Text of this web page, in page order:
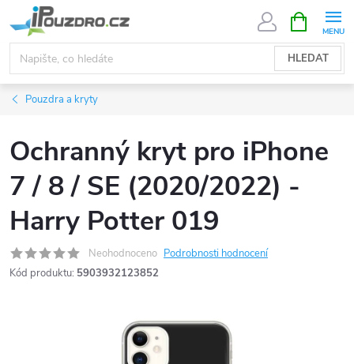
na
obsah
HLEDAT
NÁKUPNÍ
KOŠÍK
Pouzdra a kryty
Ochranný kryt pro iPhone
7 / 8 / SE (2020/2022) -
Harry Potter 019
Neohodnoceno Podrobnosti hodnocení
Kód produktu: 5903932123852